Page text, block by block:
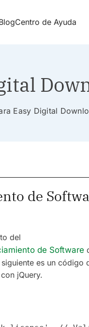
Centro de Ayuda
Easy Digital
de
del
de Software
es un código
jQuery.